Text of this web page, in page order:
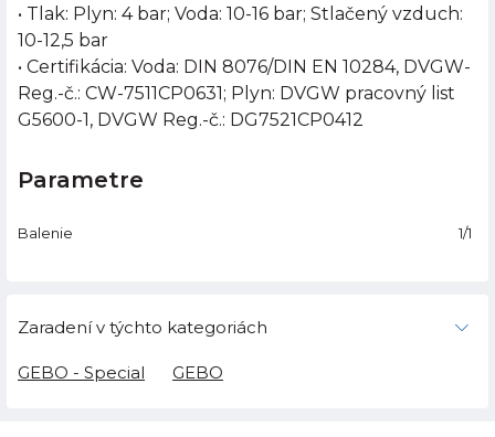
• Tlak: Plyn: 4 bar; Voda: 10-16 bar; Stlačený vzduch:
10-12,5 bar
• Certifikácia: Voda: DIN 8076/DIN EN 10284, DVGW-
Reg.-č.: CW-7511CP0631; Plyn: DVGW pracovný list
G5600-1, DVGW Reg.-č.: DG7521CP0412
Parametre
Balenie 1/1
Zaradení v týchto kategoriách
GEBO - Special GEBO